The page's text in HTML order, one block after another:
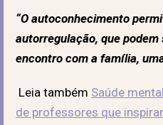
“O autoconhecimento
autorregulação, que podem
encontro com a família,
Leia também Saúde
de professores que